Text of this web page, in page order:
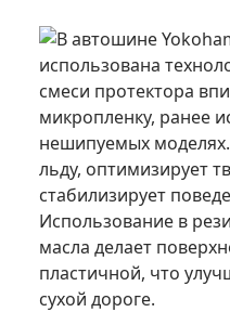
В автошине
использована
смеси протектора
микропленку, ранее
нешипуемых
льду, оптимизирует
стабилизирует
Использование в
масла делает
пластичной, что
сухой дороге.